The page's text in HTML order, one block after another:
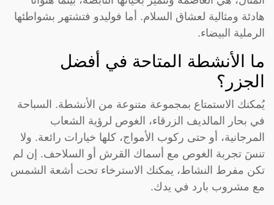
هادئة ومثالية لعشاق السلام. أما فوليدو فتشتهر بشواطئها
الرملية البيضاء.
ما الأنشطة المتاحة في أفضل
الجزر؟
يُمكنك الاستمتاع بمجموعة متنوعة من الأنشطة. السباحة
في بحار المالديف الزرقاء، الغوص لرؤية الشعاب
المرجانية، أو حتى ركوب الأمواج، كلها خيارات رائعة. ولا
تنسَ تجربة الغوص مع أسماك القرش أو السلاحف. إن لم
تكن مفرط النشاط، يمكنك الاسترخاء تحت أشعة الشمس
مع مشروب بارد في يدك.